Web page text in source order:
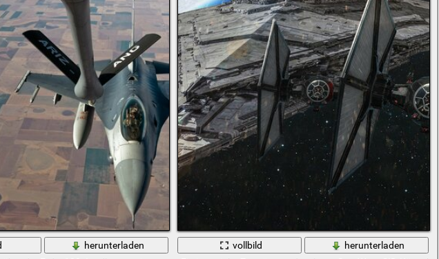
herunterladen
vollbild
herunterladen